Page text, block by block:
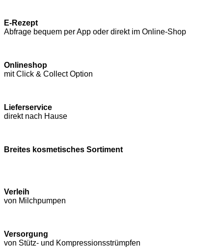
E-Rezept
Abfrage bequem per App oder direkt im Online-Shop
Onlineshop
mit Click & Collect Option
Lieferservice
direkt nach Hause
Breites kosmetisches Sortiment
Verleih
von Milchpumpen
Versorgung
von Stütz- und Kompressions­strümpfen